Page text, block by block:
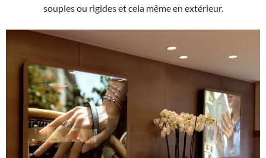
souples ou rigides et cela même en extérieur.